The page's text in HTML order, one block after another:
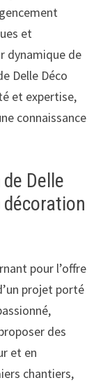
et
dynamique de
Delle Déco
et expertise,
connaissance
Delle
pour l’offre
projet porté
des
et en
chantiers,